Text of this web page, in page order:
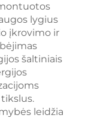
lygius
įkrovimo ir
šaltiniais
leidžia